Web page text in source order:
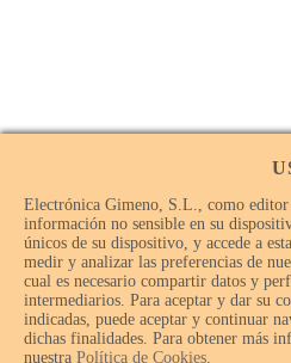
Electrónica Gimeno, S.L., como editor
información no sensible en su
únicos de su dispositivo, y accede a
medir y analizar las preferencias de
cual es necesario compartir datos y
intermediarios. Para aceptar y dar su
indicadas, puede aceptar y continuar
dichas finalidades. Para obtener más
nuestra Política de Cookies.